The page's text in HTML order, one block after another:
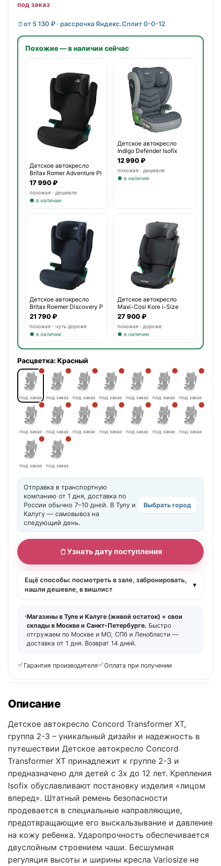
под заказ
от 5 130 ₽ · рассрочка Яндекс.Сплит 0-0-12
Похожие — в наличии сейчас
Детское автокресло
Britax Romer Adventure Pl
17 990 ₽
похожая · дешевле
● в наличии
Детское автокресло
Indigo Defender Isofix
12 990 ₽
похожая · дешевле
● в наличии
Детское автокресло
Britax Roemer Discovery P
21 790 ₽
похожая · чуть дороже
● в наличии
Детское автокресло
Maxi-Cosi Kore i-Size
27 900 ₽
похожая · дороже
● в наличии
Расцветка:Красный
под заказ под заказ под заказ под заказ под заказ под заказ под заказ
под заказ под заказ под заказ под заказ под заказ под заказ под заказ
под заказ под заказ
Отправка в транспортную
компанию от 1 дня, доставка по
России обычно 7–10 дней. В Тулу и
Калугу — самовывоз на
следующий день.
Выбрать город
Узнать дату поступления
Ещё способы: посмотреть в зале, забронировать,
нашли дешевле, в вишлист
▾
Магазины в Туле и Калуге (живой остаток) + свои
склады в Москве и Санкт-Петербурге. Быстро
отгружаем по Москве и МО, СПб и Ленобласти —
доставка от 1 дня. Возврат 14 дней.
Гарантия производителя Оплата при получении
Описание
Детское автокресло Concord Transformer XT,
группа 2-3 – уникальный дизайн и надежность в
путешествии Детское автокресло Concord
Transformer XT принадлежит к группе 2-3 и
предназначено для детей с 3х до 12 лет. Крепления
Isofix обуславливают постановку изделия «лицом
вперед». Штатный ремень безопасности
продевается в специальные направляющие,
предотвращающие его выскальзывание и давление
на кожу ребенка. Ударопрочность обеспечивается
двуслойным строением чаши. Бесшумная
регуляция высоты и ширины кресла Variosize не